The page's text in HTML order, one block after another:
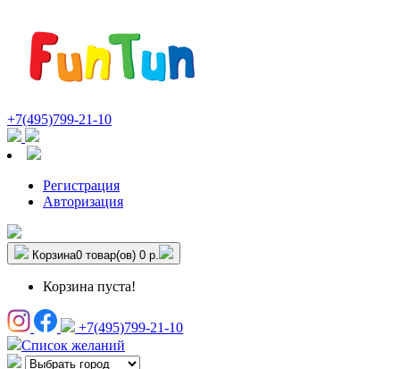
+7(495)799-21-10
Регистрация
Авторизация
Корзина0 товар(ов) 0 р.
Корзина пуста!
+7(495)799-21-10
Список желаний